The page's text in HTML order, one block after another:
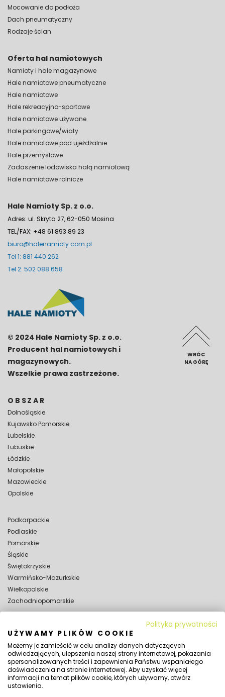
Mocowanie do podłoża
Dach pneumatyczny
Rodzaje ścian
Oferta hal namiotowych
Namioty i hale magazynowe
Hale namiotowe pneumatyczne
Hale namiotowe
Hale rekreacyjno-sportowe
Hale namiotowe używane
Hale parkingowe/wiaty
Hale namiotowe pod ujeżdżalnie
Hale przemysłowe
Zadaszenie lodowiska halą namiotową
Hale namiotowe rolnicze
Hale Namioty Sp. z o.o.
Adres: ul. Skryta 27, 62-050 Mosina
TEL/FAX: +48 61 893 89 23
biuro@halenamioty.com.pl
Tel 1: 881 440 262
Tel 2: 502 088 658
© 2024 Hale Namioty Sp. z o.o.
Producent hal namiotowych i
magazynowych.
Wszelkie prawa zastrzeżone.
OBSZAR
Dolnośląskie
Kujawsko Pomorskie
Lubelskie
Lubuskie
Łódzkie
Małopolskie
Mazowieckie
Opolskie
Podkarpackie
Podlaskie
Pomorskie
Śląskie
Świętokrzyskie
Warmińsko-Mazurkskie
Wielkopolskie
Zachodniopomorskie
WYNAJEM
Wynajem hal namiotowych
SPRAWDŹ TAKŻE:
Jaka powinna być wysokość hali namiotowej?
Czy na halę namiotową potrzebne jest pozwolenie?
WRÓC
NA GÓRĘ
Polityka prywatności
UŻYWAMY PLIKÓW COOKIE
Możemy je zamieścić w celu analizy danych dotyczących
odwiedzających, ulepszenia naszej strony internetowej, pokazania
spersonalizowanych treści i zapewnienia Państwu wspaniałego
doświadczenia na stronie internetowej. Aby uzyskać więcej
informacji na temat plików cookie, których używamy, otwórz
ustawienia.